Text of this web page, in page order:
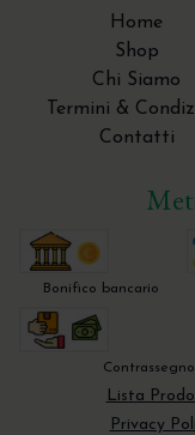
Home
Shop
Chi Siamo
Termini &
Contatti
Bonifico bancario
Lista
Privacy